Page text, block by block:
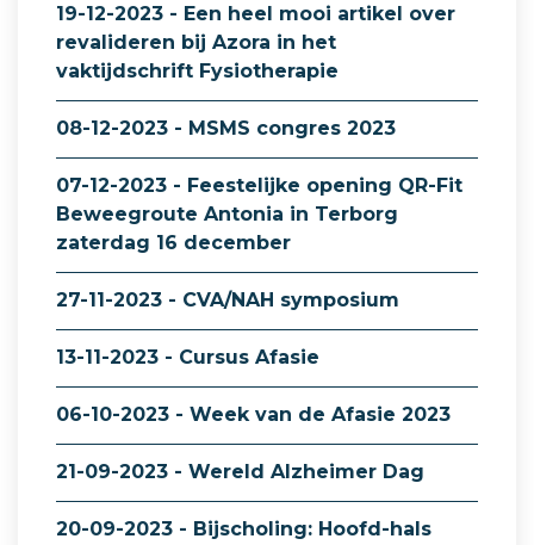
19-12-2023 - Een heel mooi artikel over
revalideren bij Azora in het
vaktijdschrift Fysiotherapie
08-12-2023 - MSMS congres 2023
07-12-2023 - Feestelijke opening QR-Fit
Beweegroute Antonia in Terborg
zaterdag 16 december
27-11-2023 - CVA/NAH symposium
13-11-2023 - Cursus Afasie
06-10-2023 - Week van de Afasie 2023
21-09-2023 - Wereld Alzheimer Dag
20-09-2023 - Bijscholing: Hoofd-hals